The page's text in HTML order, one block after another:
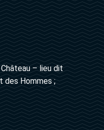
– lieu dit
des Hommes ;